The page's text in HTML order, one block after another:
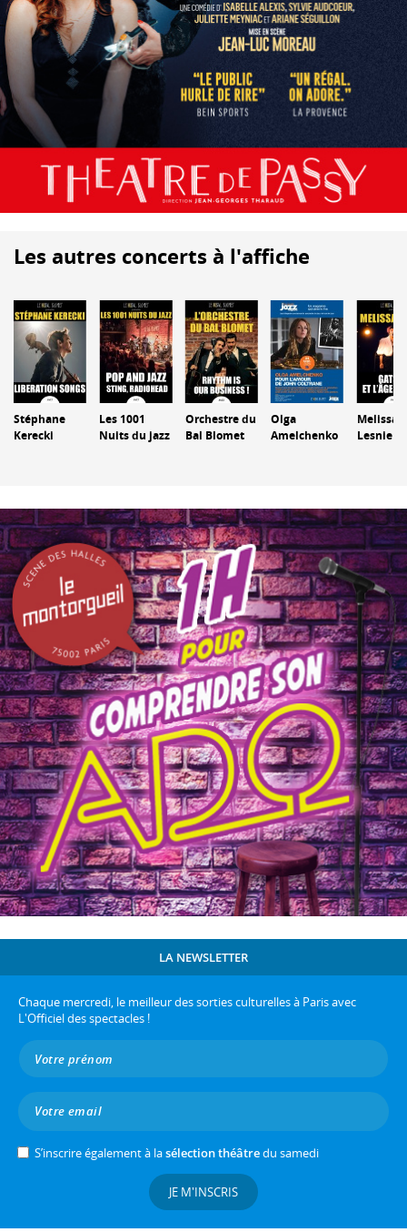
Les autres concerts à l'affiche
Stéphane
Kerecki
Les 1001
Nuits du jazz
Orchestre du
Bal Blomet
Olga
Amelchenko
Melissa
Lesnie
LA NEWSLETTER
Chaque mercredi, le meilleur des sorties culturelles à Paris avec
L'Officiel des spectacles !
S’inscrire également à lasélection théâtredu samedi
JE M'INSCRIS